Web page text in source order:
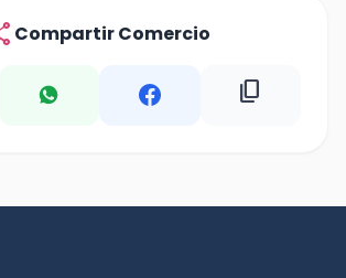
Compartir Comercio
content_copy